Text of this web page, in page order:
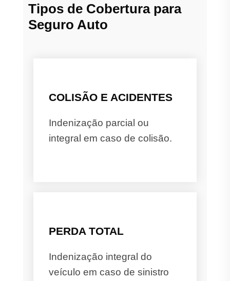
Tipos de Cobertura para
Seguro Auto
COLISÃO E ACIDENTES
Indenização parcial ou
integral em caso de colisão.
PERDA TOTAL
Indenização integral do
veículo em caso de sinistro